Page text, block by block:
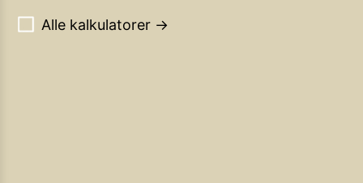
Alle kalkulatorer →